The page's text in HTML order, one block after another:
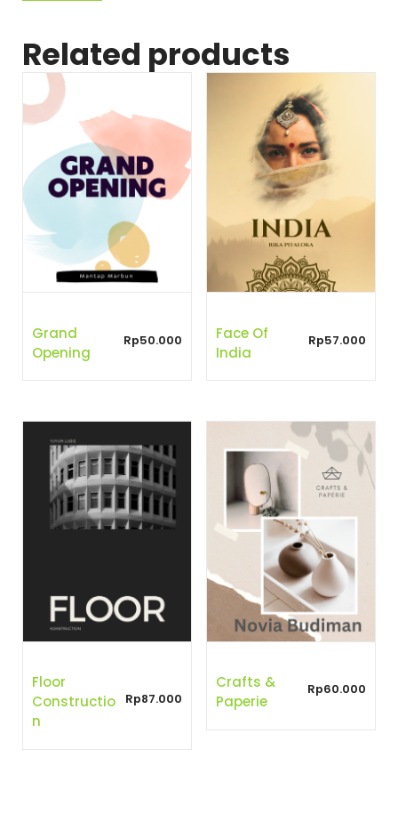
Related products
Grand
Opening
Rp50.000
Face Of
India
Rp57.000
Floor
Constructio
N
Rp87.000
Crafts &
Paperie
Rp60.000